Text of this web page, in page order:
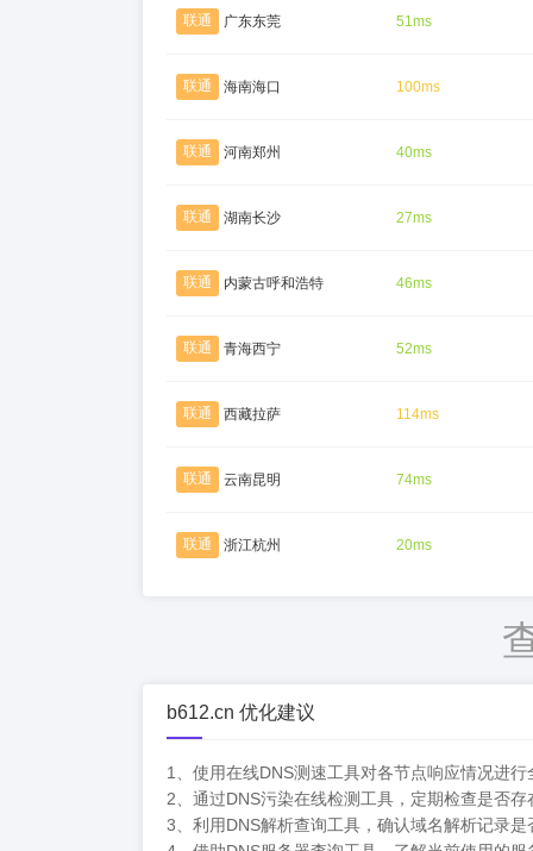
联通 广东东莞 51ms
联通 海南海口 100ms
联通 河南郑州 40ms
联通 湖南长沙 27ms
联通 内蒙古呼和浩特 46ms
联通 青海西宁 52ms
联通 西藏拉萨 114ms
联通 云南昆明 74ms
联通 浙江杭州 20ms
b612.cn 优化建议
1、使用在线DNS测速工具对各节点响应情况进
2、通过DNS污染在线检测工具，定期检查是否
3、利用DNS解析查询工具，确认域名解析记录